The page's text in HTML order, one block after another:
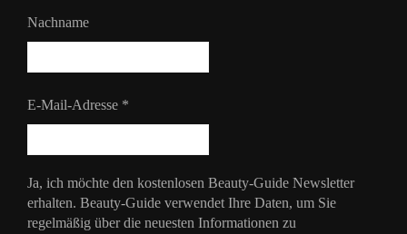
Nachname
E-Mail-Adresse *
Ja, ich möchte den kostenlosen Beauty-Guide Newsletter
erhalten. Beauty-Guide verwendet Ihre Daten, um Sie
regelmäßig über die neuesten Informationen zu